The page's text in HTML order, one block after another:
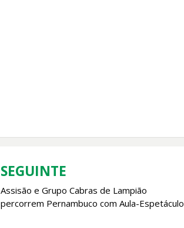
SEGUINTE
Assisão e Grupo Cabras de Lampião
percorrem Pernambuco com Aula-Espetáculo